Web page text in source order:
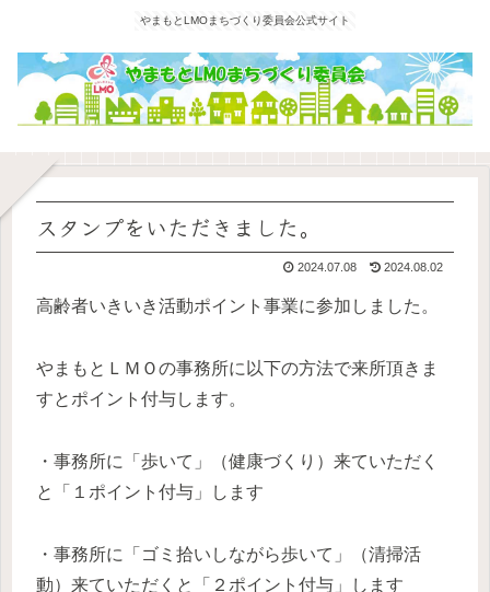
やまもとLMOまちづくり委員会公式サイト
スタンプをいただきました。
2024.07.08 2024.08.02
高齢者いきいき活動ポイント事業に参加しました。
やまもとＬＭＯの事務所に以下の方法で来所頂きま
すとポイント付与します。
・事務所に「歩いて」（健康づくり）来ていただく
と「１ポイント付与」します
・事務所に「ゴミ拾いしながら歩いて」（清掃活
動）来ていただくと「２ポイント付与」します